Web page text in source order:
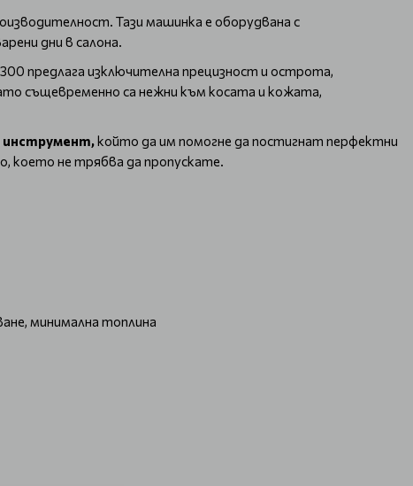
Тази машинка е оборудвана с
дни в салона.
предлага изключителна прецизност и острота,
същевременно са нежни към косата и кожата,
инструмент,който да им помогне да постигнат перфектни
което не трябва да пропускате.
минимална топлина